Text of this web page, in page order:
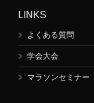
LINKS
よくある質問
学会大会
マラソンセミナー